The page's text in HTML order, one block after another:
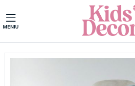
MENIU